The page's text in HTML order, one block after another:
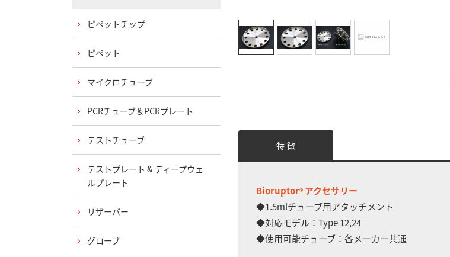
特 徴
Bioruptor® アクセサリー
◆1.5mlチューブ用アタッチメント
◆対応モデル：Type 12,24
◆使用可能チューブ：各メーカー共通
ピペットチップ
ピペット
マイクロチューブ
PCRチューブ＆PCRプレート
テストチューブ
テストプレート & ディープウェ
ルプレート
リザーバー
グローブ